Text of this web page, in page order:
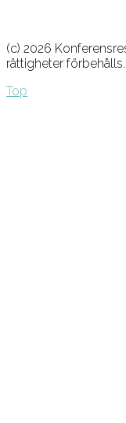
(c) 2026
rättigheter
Top